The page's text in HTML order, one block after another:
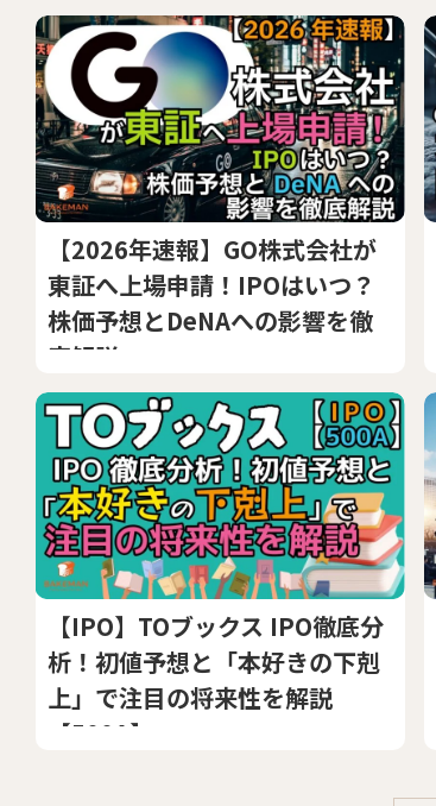
【2026年速報】GO株式会社が
東証へ上場申請！IPOはいつ？
株価予想とDeNAへの影響を徹
底解説
【IPO】TOブックス IPO徹底分
析！初値予想と「本好きの下剋
上」で注目の将来性を解説
【500A】